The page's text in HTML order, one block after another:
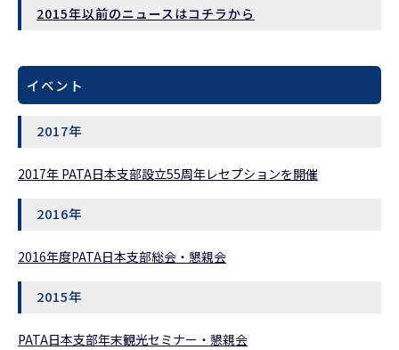
2015年以前のニュースはコチラから
イベント
2017年
2017年 PATA日本支部設立55周年レセプションを開催
2016年
2016年度PATA日本支部総会・懇親会
2015年
PATA日本支部年末観光セミナー・懇親会